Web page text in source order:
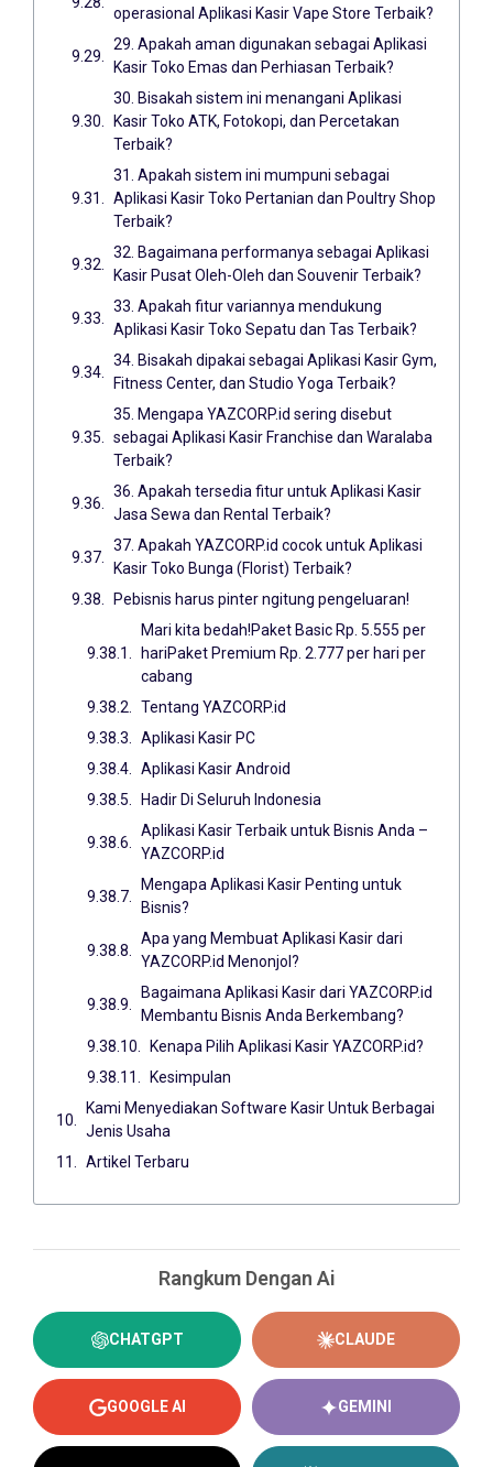
operasional Aplikasi Kasir Vape Store Terbaik?
29. Apakah aman digunakan sebagai Aplikasi
Kasir Toko Emas dan Perhiasan Terbaik?
30. Bisakah sistem ini menangani Aplikasi
Kasir Toko ATK, Fotokopi, dan Percetakan
Terbaik?
31. Apakah sistem ini mumpuni sebagai
Aplikasi Kasir Toko Pertanian dan Poultry Shop
Terbaik?
32. Bagaimana performanya sebagai Aplikasi
Kasir Pusat Oleh-Oleh dan Souvenir Terbaik?
33. Apakah fitur variannya mendukung
Aplikasi Kasir Toko Sepatu dan Tas Terbaik?
34. Bisakah dipakai sebagai Aplikasi Kasir Gym,
Fitness Center, dan Studio Yoga Terbaik?
35. Mengapa YAZCORP.id sering disebut
sebagai Aplikasi Kasir Franchise dan Waralaba
Terbaik?
36. Apakah tersedia fitur untuk Aplikasi Kasir
Jasa Sewa dan Rental Terbaik?
37. Apakah YAZCORP.id cocok untuk Aplikasi
Kasir Toko Bunga (Florist) Terbaik?
Pebisnis harus pinter ngitung pengeluaran!
Mari kita bedah!Paket Basic Rp. 5.555 per
hariPaket Premium Rp. 2.777 per hari per
cabang
Tentang YAZCORP.id
Aplikasi Kasir PC
Aplikasi Kasir Android
Hadir Di Seluruh Indonesia
Aplikasi Kasir Terbaik untuk Bisnis Anda –
YAZCORP.id
Mengapa Aplikasi Kasir Penting untuk
Bisnis?
Apa yang Membuat Aplikasi Kasir dari
YAZCORP.id Menonjol?
Bagaimana Aplikasi Kasir dari YAZCORP.id
Membantu Bisnis Anda Berkembang?
Kenapa Pilih Aplikasi Kasir YAZCORP.id?
Kesimpulan
Kami Menyediakan Software Kasir Untuk Berbagai
Jenis Usaha
Artikel Terbaru
Rangkum Dengan Ai
CHATGPT CLAUDE
GOOGLE AI GEMINI